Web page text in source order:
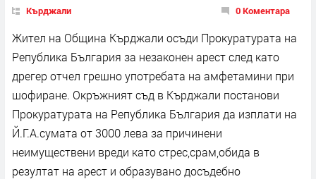
Кърджали 0 Коментара
Жител на Община Кърджали осъди Прокуратурата на
Република България за незаконен арест след като
дрегер отчел грешно употребата на амфетамини при
шофиране. Окръжният съд в Кърджали постанови
Прокуратурата на Република България да изплати на
Й.Г.А.сумата от 3000 лева за причинени
неимуществени вреди като стрес,срам,обида в
резултат на арест и образувано досъдебно